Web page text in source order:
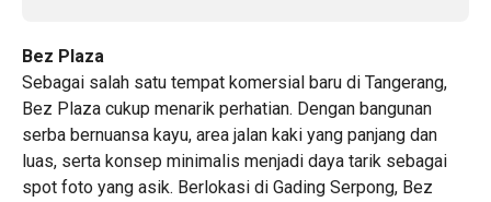
Bez Plaza
Sebagai salah satu tempat komersial baru di Tangerang,
Bez Plaza cukup menarik perhatian. Dengan bangunan
serba bernuansa kayu, area jalan kaki yang panjang dan
luas, serta konsep minimalis menjadi daya tarik sebagai
spot foto yang asik. Berlokasi di Gading Serpong, Bez